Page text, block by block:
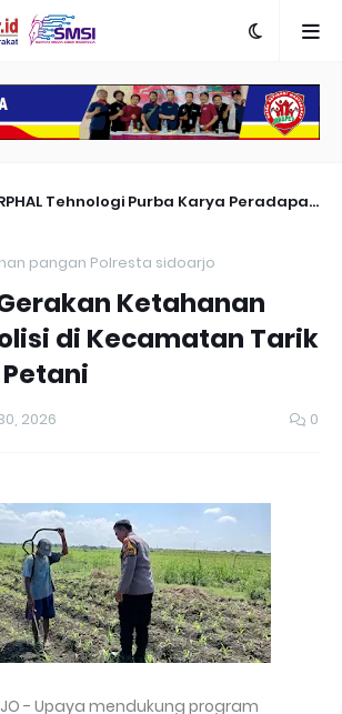
Tehnologi Purba Karya Peradapan
pangan Polresta sidoarjo
Ketahanan
di Kecamatan Tarik
2026 0
- Upaya mendukung program